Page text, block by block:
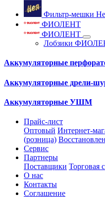
Фильтр-мешки
ФИОЛЕНТ
ФИОЛЕНТ
Лобзики
Аккумуляторные
Аккумуляторные дрели-
Аккумуляторные УШМ
Прайс-лист
Оптовый Интернет-
(розница)
Сервис
Партнеры
Поставщики Торговая
О нас
Контакты
Соглашение